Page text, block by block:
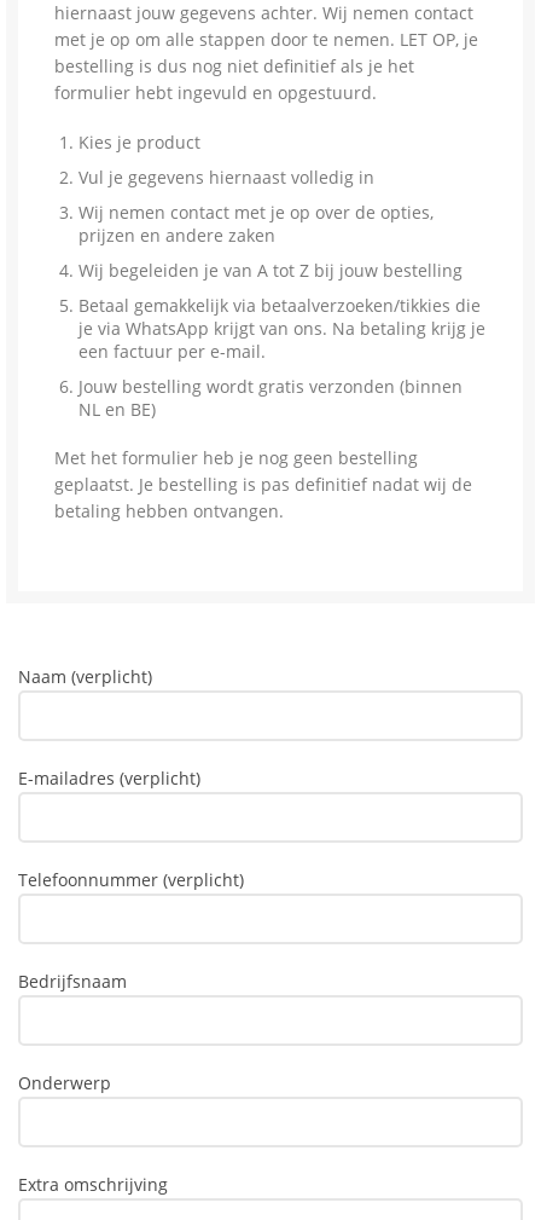
hiernaast jouw gegevens achter. Wij nemen contact
met je op om alle stappen door te nemen. LET OP, je
bestelling is dus nog niet definitief als je het
formulier hebt ingevuld en opgestuurd.
Kies je product
Vul je gegevens hiernaast volledig in
Wij nemen contact met je op over de opties,
prijzen en andere zaken
Wij begeleiden je van A tot Z bij jouw bestelling
Betaal gemakkelijk via betaalverzoeken/tikkies die
je via WhatsApp krijgt van ons. Na betaling krijg je
een factuur per e-mail.
Jouw bestelling wordt gratis verzonden (binnen
NL en BE)
Met het formulier heb je nog geen bestelling
geplaatst. Je bestelling is pas definitief nadat wij de
betaling hebben ontvangen.
Naam (verplicht)
E-mailadres (verplicht)
Telefoonnummer (verplicht)
Bedrijfsnaam
Onderwerp
Extra omschrijving